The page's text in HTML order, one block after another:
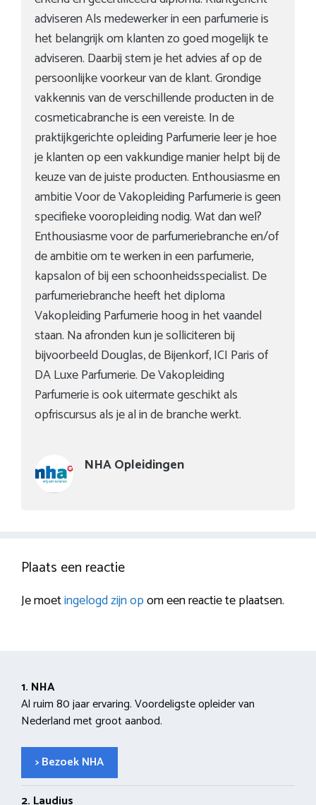
adviseren Als medewerker in een parfumerie is
het belangrijk om klanten zo goed mogelijk te
adviseren. Daarbij stem je het advies af op de
persoonlijke voorkeur van de klant. Grondige
vakkennis van de verschillende producten in de
cosmeticabranche is een vereiste. In de
praktijkgerichte opleiding Parfumerie leer je hoe
je klanten op een vakkundige manier helpt bij de
keuze van de juiste producten. Enthousiasme en
ambitie Voor de Vakopleiding Parfumerie is geen
specifieke vooropleiding nodig. Wat dan wel?
Enthousiasme voor de parfumeriebranche en/of
de ambitie om te werken in een parfumerie,
kapsalon of bij een schoonheidsspecialist. De
parfumeriebranche heeft het diploma
Vakopleiding Parfumerie hoog in het vaandel
staan. Na afronden kun je solliciteren bij
bijvoorbeeld Douglas, de Bijenkorf, ICI Paris of
DA Luxe Parfumerie. De Vakopleiding
Parfumerie is ook uitermate geschikt als
opfriscursus als je al in de branche werkt.
NHA Opleidingen
Plaats een reactie
Je moetingelogd zijn opom een reactie te plaatsen.
1. NHA
Al ruim 80 jaar ervaring. Voordeligste opleider van
Nederland met groot aanbod.
> Bezoek NHA
2. Laudius